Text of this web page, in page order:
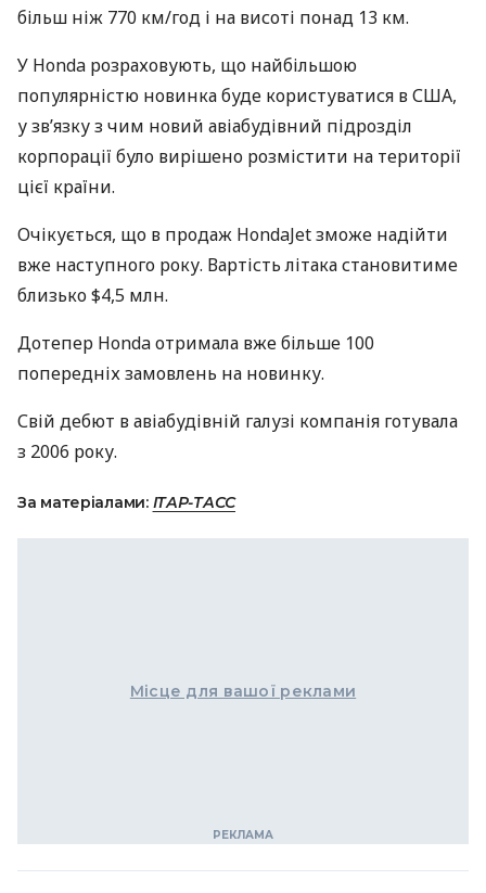
більш ніж 770 км/год і на висоті понад 13 км.
У Honda розраховують, що найбільшою
популярністю новинка буде користуватися вСША,
у зв’язку з чим новий авіабудівний підрозділ
корпорації було вирішено розмістити на території
цієї країни.
Очікується, що в продаж HondaJet зможе надійти
вже наступного року. Вартість літака становитиме
близько $4,5 млн.
Дотепер Honda отримала вже більше 100
попередніх замовлень на новинку.
Свій дебют в авіабудівній галузі компанія готувала
з 2006 року.
За матеріалами: ІТАР-ТАСС
Місце для вашої реклами